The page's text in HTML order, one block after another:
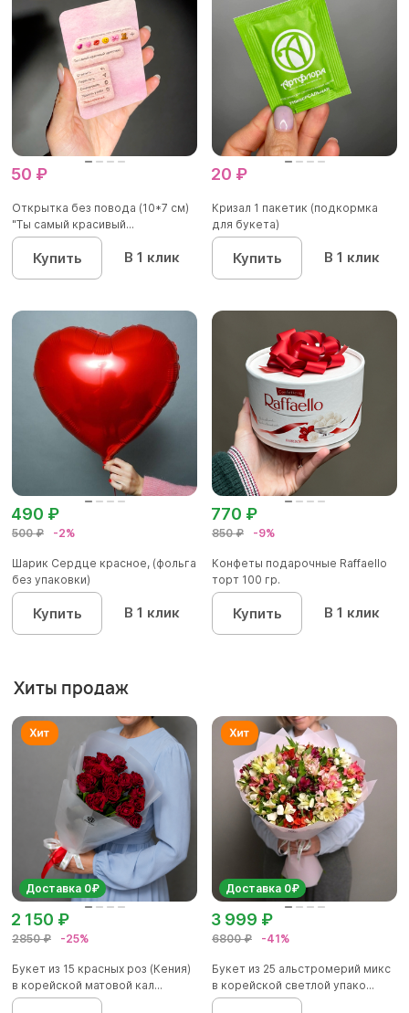
50 ₽
Открытка без повода (10*7 см)
"Ты самый красивый...
Купить В 1 клик
20 ₽
Кризал 1 пакетик (подкормка
для букета)
Купить В 1 клик
500 ₽ -2%
490 ₽
Шарик Сердце красное, (фольга
без упаковки)
Купить В 1 клик
850 ₽ -9%
770 ₽
Конфеты подарочные Raffaello
торт 100 гр.
Купить В 1 клик
Хиты продаж
Доставка 0₽
2850 ₽ -25%
2 150 ₽
Букет из 15 красных роз (Кения)
в корейской матовой кал...
Доставка 0₽
6800 ₽ -41%
3 999 ₽
Букет из 25 альстромерий микс
в корейской светлой упако...